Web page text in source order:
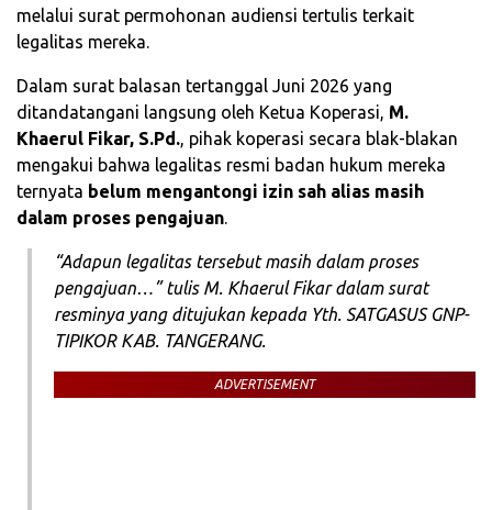
melalui surat permohonan audiensi tertulis terkait
legalitas mereka.
​Dalam surat balasan tertanggal Juni 2026 yang
ditandatangani langsung oleh Ketua Koperasi, M.
Khaerul Fikar, S.Pd., pihak koperasi secara blak-blakan
mengakui bahwa legalitas resmi badan hukum mereka
ternyata belum mengantongi izin sah alias masih
dalam proses pengajuan.
“Adapun legalitas tersebut masih dalam proses
pengajuan…”tulis M. Khaerul Fikar dalam surat
resminya yang ditujukan kepada Yth. SATGASUS GNP-
TIPIKOR KAB. TANGERANG.
ADVERTISEMENT